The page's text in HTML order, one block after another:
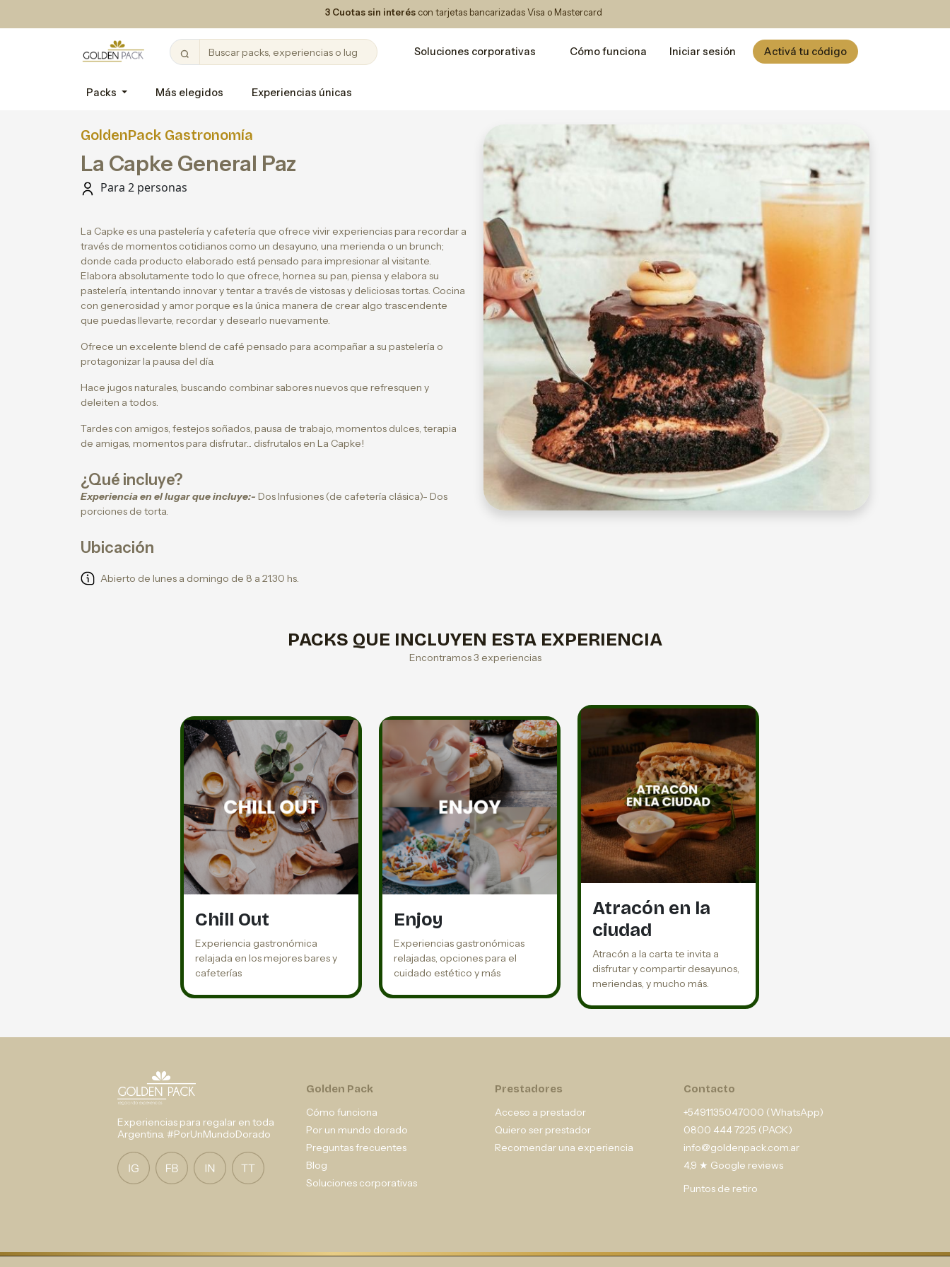
3 Cuotas sin interés con tarjetas bancarizadas Visa o Mastercard
Soluciones corporativas Cómo funciona Iniciar sesión Activá tu código
Packs Más elegidos Experiencias únicas
GoldenPack Gastronomía
La Capke General Paz
Para 2 personas
La Capke es una pastelería y cafetería que ofrece vivir experiencias para recordar a
través de momentos cotidianos como un desayuno, una merienda o un brunch;
donde cada producto elaborado está pensado para impresionar al visitante.
Elabora absolutamente todo lo que ofrece, hornea su pan, piensa y elabora su
pastelería, intentando innovar y tentar a través de vistosas y deliciosas tortas. Cocina
con generosidad y amor porque es la única manera de crear algo trascendente
que puedas llevarte, recordar y desearlo nuevamente.
Ofrece un excelente blend de café pensado para acompañar a su pastelería o
protagonizar la pausa del día.
Hace jugos naturales, buscando combinar sabores nuevos que refresquen y
deleiten a todos.
Tardes con amigos, festejos soñados, pausa de trabajo, momentos dulces, terapia
de amigas, momentos para disfrutar... disfrutalos en La Capke!
¿Qué incluye?
Experiencia en el lugar que incluye:- Dos Infusiones (de cafetería clásica)- Dos
porciones de torta.
Ubicación
Abierto de lunes a domingo de 8 a 21.30 hs.
PACKS QUE INCLUYEN ESTA EXPERIENCIA
Encontramos 3 experiencias
Chill Out
Experiencia gastronómica
relajada en los mejores bares y
cafeterías
Enjoy
Experiencias gastronómicas
relajadas, opciones para el
cuidado estético y más
Atracón en la
ciudad
Atracón a la carta te invita a
disfrutar y compartir desayunos,
meriendas, y mucho más.
Experiencias para regalar en toda
Argentina. #PorUnMundoDorado
Golden Pack
Cómo funciona
Por un mundo dorado
Preguntas frecuentes
Blog
Soluciones corporativas
Prestadores
Acceso a prestador
Quiero ser prestador
Recomendar una experiencia
Contacto
+5491135047000 (WhatsApp)
0800 444 7225 (PACK)
info@goldenpack.com.ar
4,9 ★ Google reviews
Puntos de retiro